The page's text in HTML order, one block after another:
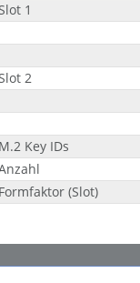
1
2
M.2 Key IDs
Formfaktor (Slot)